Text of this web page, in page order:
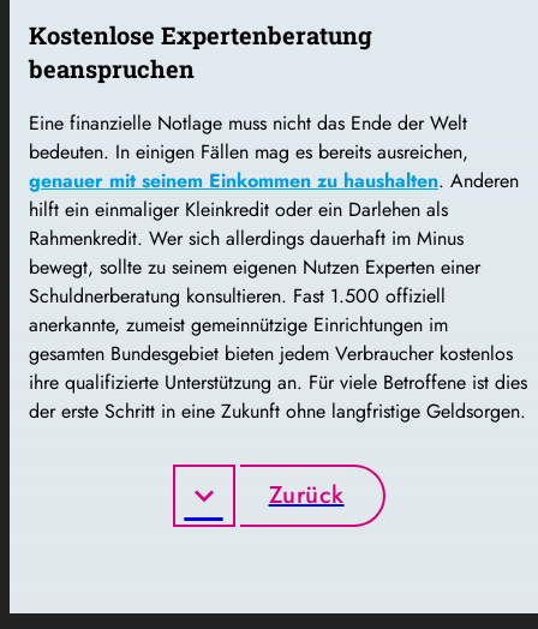
Kostenlose Expertenberatung
beanspruchen
Eine finanzielle Notlage muss nicht das Ende der Welt
bedeuten. In einigen Fällen mag es bereits ausreichen,
genauer mit seinem Einkommen zu haushalten. Anderen
hilft ein einmaliger Kleinkredit oder ein Darlehen als
Rahmenkredit. Wer sich allerdings dauerhaft im Minus
bewegt, sollte zu seinem eigenen Nutzen Experten einer
Schuldnerberatung konsultieren. Fast 1.500 offiziell
anerkannte, zumeist gemeinnützige Einrichtungen im
gesamten Bundesgebiet bieten jedem Verbraucher kostenlos
ihre qualifizierte Unterstützung an. Für viele Betroffene ist dies
der erste Schritt in eine Zukunft ohne langfristige Geldsorgen.
Zurück